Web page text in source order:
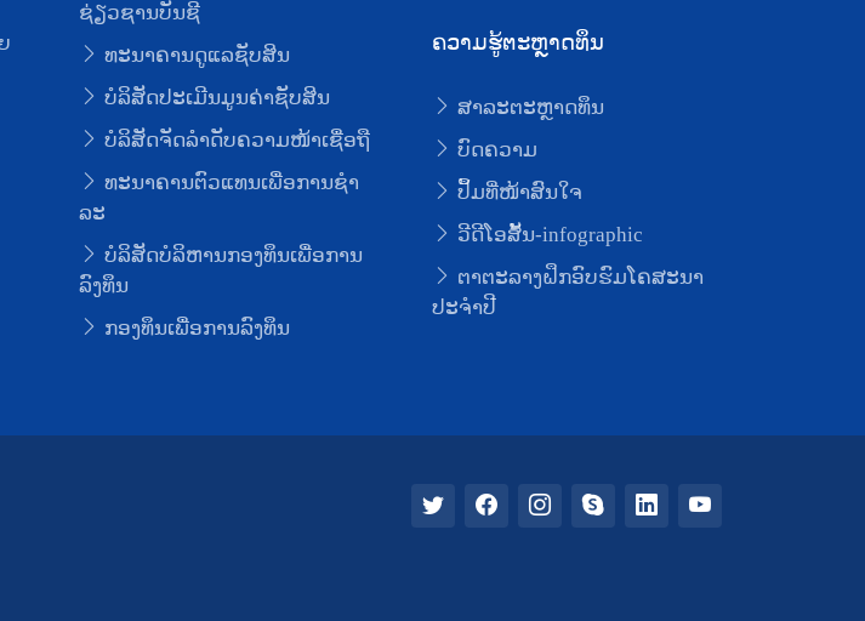
ຊ່ຽວຊານບັນຊີ
ທະນາຄານດູແລຊັບສິນ
ບໍລິສັດປະເມີນມູນຄ່າຊັບສິນ
ບໍລິສັດຈັດລໍາດັບຄວາມໜ້າເຊື່ອຖື
ທະນາຄານຕົວແທນເພື່ອການຊໍາ
ລະ
ບໍລິສັດບໍລິຫານກອງທຶນເພື່ອການ
ລົງທຶນ
ກອງທຶນເພື່ອການລົງທຶນ
ຄວາມຮູ້ຕະຫຼາດທຶນ
ສາລະຕະຫຼາດທຶນ
ບົດຄວາມ
ປຶ້ມທີ່ໜ້າສົນໃຈ
ວີດີໂອສັ້ນ-infographic
ຕາຕະລາງຝຶກອົບຮົມໂຄສະນາ
ປະຈຳປີ